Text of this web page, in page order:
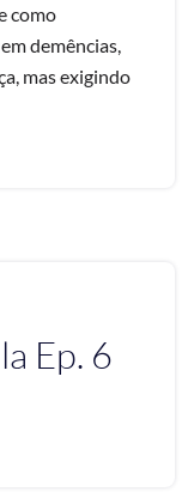
como
demências,
mas exigindo
Ep. 6